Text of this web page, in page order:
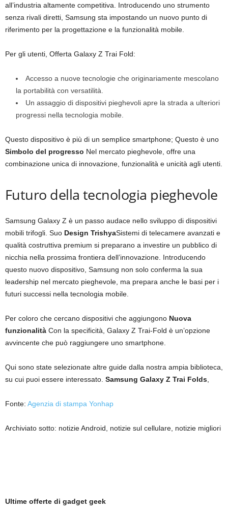
all’industria altamente competitiva. Introducendo uno strumento
senza rivali diretti, Samsung sta impostando un nuovo punto di
riferimento per la progettazione e la funzionalità mobile.
Per gli utenti, Offerta Galaxy Z Trai Fold:
Accesso a nuove tecnologie che originariamente mescolano
la portabilità con versatilità.
Un assaggio di dispositivi pieghevoli apre la strada a ulteriori
progressi nella tecnologia mobile.
Questo dispositivo è più di un semplice smartphone; Questo è uno
Simbolo del progresso Nel mercato pieghevole, offre una
combinazione unica di innovazione, funzionalità e unicità agli utenti.
Futuro della tecnologia pieghevole
Samsung Galaxy Z è un passo audace nello sviluppo di dispositivi
mobili trifogli. Suo Design TrishyaSistemi di telecamere avanzati e
qualità costruttiva premium si preparano a investire un pubblico di
nicchia nella prossima frontiera dell’innovazione. Introducendo
questo nuovo dispositivo, Samsung non solo conferma la sua
leadership nel mercato pieghevole, ma prepara anche le basi per i
futuri successi nella tecnologia mobile.
Per coloro che cercano dispositivi che aggiungono Nuova
funzionalità Con la specificità, Galaxy Z Trai-Fold è un’opzione
avvincente che può raggiungere uno smartphone.
Qui sono state selezionate altre guide dalla nostra ampia biblioteca,
su cui puoi essere interessato. Samsung Galaxy Z Trai Folds
Fonte: Agenzia di stampa Yonhap
Archiviato sotto: notizie Android, notizie sul cellulare, notizie migliori
Ultime offerte di gadget geek